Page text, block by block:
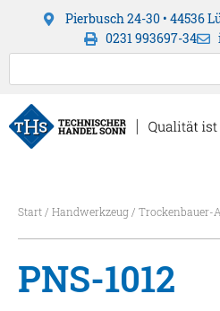
Pierbusch 24-30 • 44536
0231 993697-34
Start/ Handwerkzeug/ Trockenbauer-
PNS-1012